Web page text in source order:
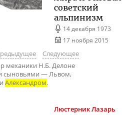
советский
альпинизм
14 декабря 1973
17 ноября 2015
Следующее
механики Н.Б. Делоне
сыновьями — Львом,
Александром.
ЛюстерникЛазарь